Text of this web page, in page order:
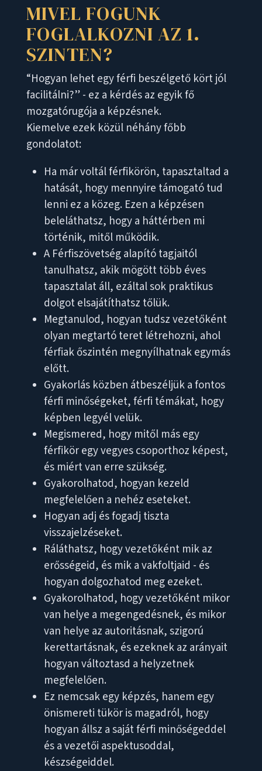
MIVEL FOGUNK
FOGLALKOZNI AZ 1.
SZINTEN?
“Hogyan lehet egy férfi beszélgető kört jól
facilitálni?” - ez a kérdés az egyik fő
mozgatórugója a képzésnek.
Kiemelve ezek közül néhány főbb
gondolatot:
Ha már voltál férfikörön, tapasztaltad a
hatását, hogy mennyire támogató tud
lenni ez a közeg. Ezen a képzésen
beleláthatsz, hogy a háttérben mi
történik, mitől működik.
A Férfiszövetség alapító tagjaitól
tanulhatsz, akik mögött több éves
tapasztalat áll, ezáltal sok praktikus
dolgot elsajátíthatsz tőlük.
Megtanulod, hogyan tudsz vezetőként
olyan megtartó teret létrehozni, ahol
férfiak őszintén megnyílhatnak egymás
előtt.
Gyakorlás közben átbeszéljük a fontos
férfi minőségeket, férfi témákat, hogy
képben legyél velük.
Megismered, hogy mitől más egy
férfikör egy vegyes csoporthoz képest,
és miért van erre szükség.
Gyakorolhatod, hogyan kezeld
megfelelően a nehéz eseteket.
Hogyan adj és fogadj tiszta
visszajelzéseket.
Ráláthatsz, hogy vezetőként mik az
erősségeid, és mik a vakfoltjaid - és
hogyan dolgozhatod meg ezeket.
Gyakorolhatod, hogy vezetőként mikor
van helye a megengedésnek, és mikor
van helye az autoritásnak, szigorú
kerettartásnak, és ezeknek az arányait
hogyan változtasd a helyzetnek
megfelelően.
Ez nemcsak egy képzés, hanem egy
önismereti tükör is magadról, hogy
hogyan állsz a saját férfi minőségeddel
és a vezetői aspektusoddal,
készségeiddel.